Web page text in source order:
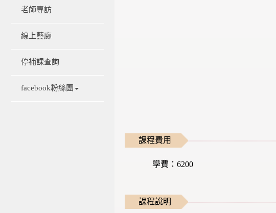
老師專訪
線上藝廊
停補課查詢
facebook粉絲團
課程費用
學費：6200
課程說明